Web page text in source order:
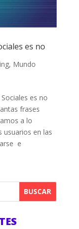
es no
, Mundo
es no
frases
a lo
usuarios en las
e
BUSCAR